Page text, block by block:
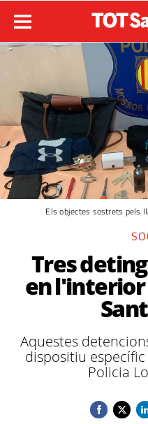
Els objectes sostrets pels
Tres
en l'interior
Aquestes
dispositiu
Policia